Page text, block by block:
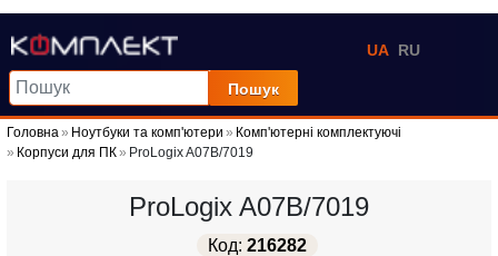
UA RU
Пошук
Головна Ноутбуки та комп'ютери
Комп'ютерні комплектуючі
Корпуси для ПК
ProLogix A07B/7019
ProLogix A07B/7019
Код: 216282